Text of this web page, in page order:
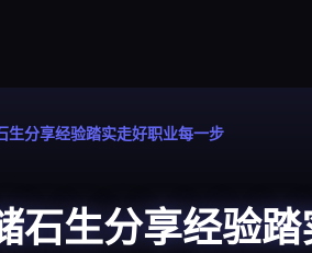
生分享经验踏实走好职业每一步
石生分享经验